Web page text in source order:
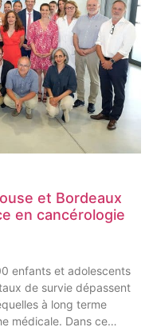
et Bordeaux
en cancérologie
enfants et adolescents
de survie dépassent
à long terme
médicale. Dans ce